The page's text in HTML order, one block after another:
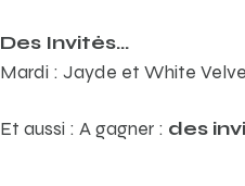
Des Invités…
Mardi : Jayde et White
Et aussi : A gagner : des